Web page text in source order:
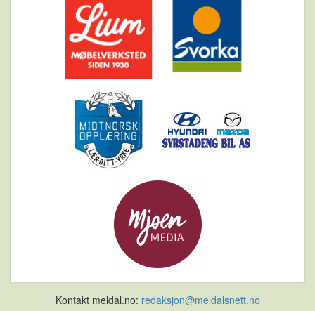
Kontakt meldal.no: redaksjon@meldalsnett.no